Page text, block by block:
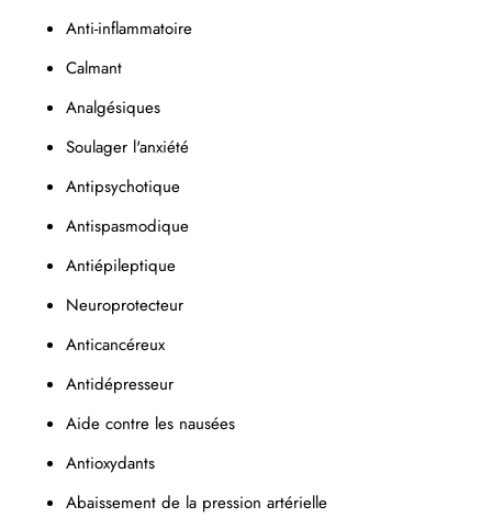
Anti-inflammatoire
Calmant
Analgésiques
Soulager l'anxiété
Antipsychotique
Antispasmodique
Antiépileptique
Neuroprotecteur
Anticancéreux
Antidépresseur
Aide contre les nausées
Antioxydants
Abaissement de la pression artérielle